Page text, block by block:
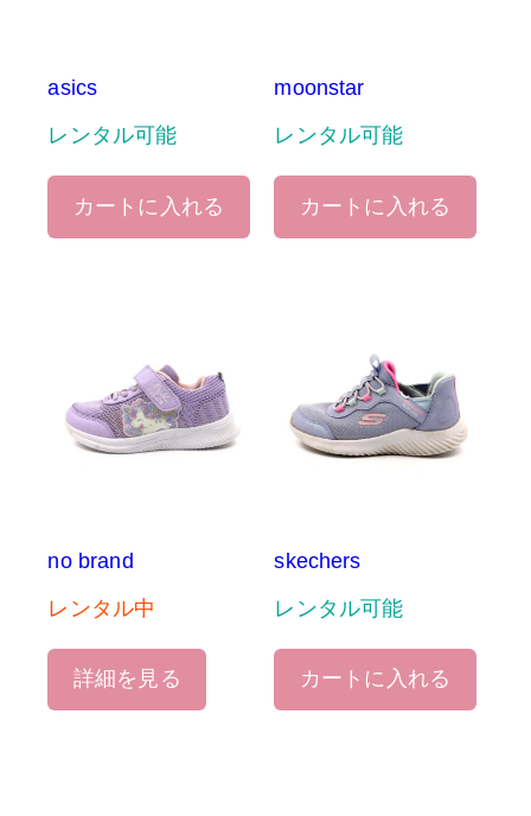
asics
レンタル可能
カートに入れる
moonstar
レンタル可能
カートに入れる
no brand
レンタル中
詳細を見る
skechers
レンタル可能
カートに入れる